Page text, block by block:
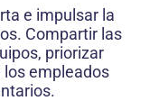
e impulsar la
Compartir las
priorizar
los empleados